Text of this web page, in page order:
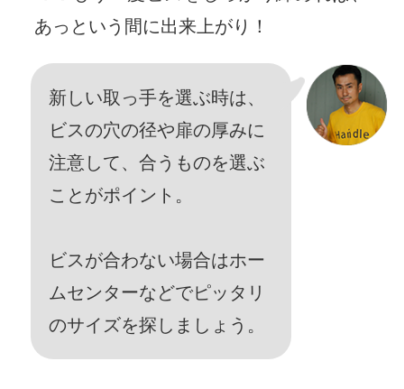
あっという間に出来上がり！
新しい取っ手を選ぶ時は、
ビスの穴の径や扉の厚みに
注意して、合うものを選ぶ
ことがポイント。
ビスが合わない場合はホー
ムセンターなどでピッタリ
のサイズを探しましょう。